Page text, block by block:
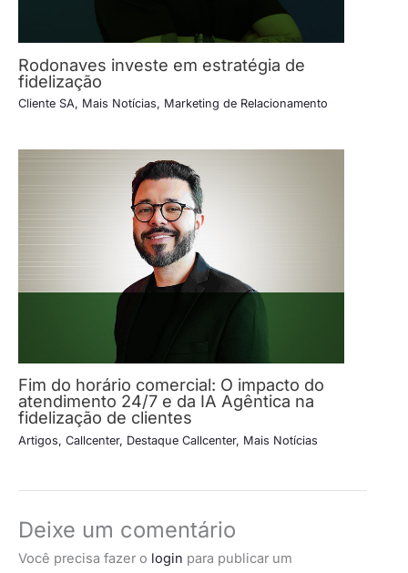
Rodonaves investe em estratégia de
fidelização
Cliente SA, Mais Notícias, Marketing de Relacionamento
Fim do horário comercial: O impacto do
atendimento 24/7 e da IA Agêntica na
fidelização de clientes
Artigos, Callcenter, Destaque Callcenter, Mais Notícias
Deixe um comentário
Você precisa fazer o login para publicar um